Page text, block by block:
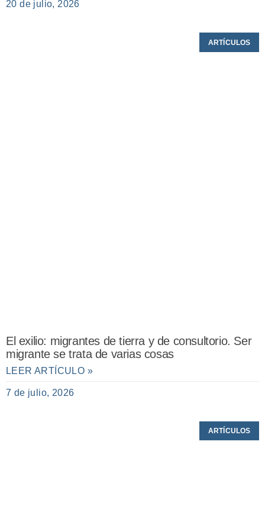
20 de julio, 2026
ARTÍCULOS
El exilio: migrantes de tierra y de consultorio. Ser
migrante se trata de varias cosas
LEER ARTÍCULO »
7 de julio, 2026
ARTÍCULOS